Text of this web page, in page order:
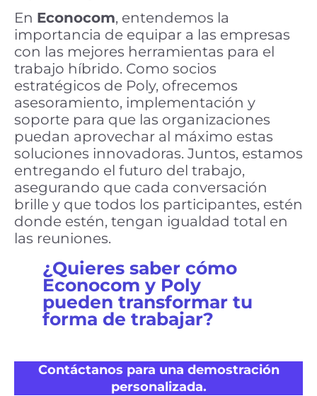
En Econocom, entendemos la
importancia de equipar a las empresas
con las mejores herramientas para el
trabajo híbrido. Como socios
estratégicos de Poly, ofrecemos
asesoramiento, implementación y
soporte para que las organizaciones
puedan aprovechar al máximo estas
soluciones innovadoras. Juntos, estamos
entregando el futuro del trabajo,
asegurando que cada conversación
brille y que todos los participantes, estén
donde estén, tengan igualdad total en
las reuniones.
¿Quieres saber cómo
Econocom y Poly
pueden transformar tu
forma de trabajar?
Contáctanos para una demostración
personalizada.